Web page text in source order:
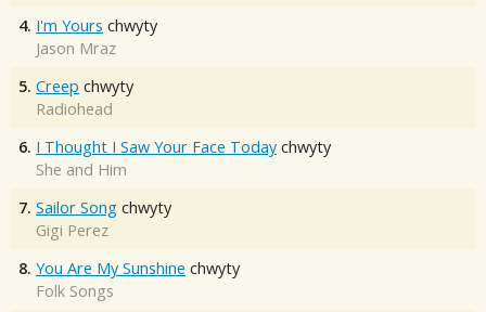
4. I'm Yours chwyty
Jason Mraz
5. Creep chwyty
Radiohead
6. I Thought I Saw Your Face Today chwyty
She and Him
7. Sailor Song chwyty
Gigi Perez
8. You Are My Sunshine chwyty
Folk Songs